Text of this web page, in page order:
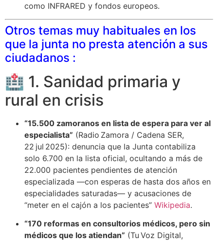
como INFRARED y fondos europeos.
Otros temas muy habituales en los
que la junta no presta atención a sus
ciudadanos :
🏥 1. Sanidad primaria y
rural en crisis
“15.500 zamoranos en lista de espera para ver al
especialista” (Radio Zamora / Cadena SER,
22 jul 2025): denuncia que la Junta contabiliza
solo 6.700 en la lista oficial, ocultando a más de
22.000 pacientes pendientes de atención
especializada —con esperas de hasta dos años en
especialidades saturadas— y acusaciones de
“meter en el cajón a los pacientes” Wikipedia.
“170 reformas en consultorios médicos, pero sin
médicos que los atiendan” (Tu Voz Digital,